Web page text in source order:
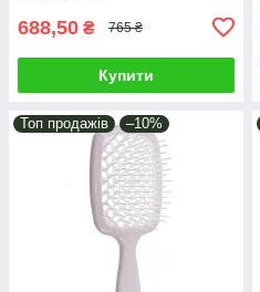
688,50 ₴ 765 ₴
Купити
Топ продажів –10%